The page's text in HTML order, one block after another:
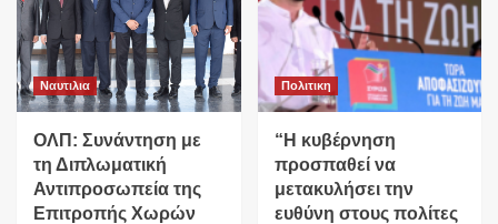
Ναυτιλια
ΟΛΠ: Συνάντηση με
τη Διπλωματική
Αντιπροσωπεία της
Επιτροπής Χωρών
Πολιτικη
“Η κυβέρνηση
προσπαθεί να
μετακυλήσει την
ευθύνη στους πολίτες